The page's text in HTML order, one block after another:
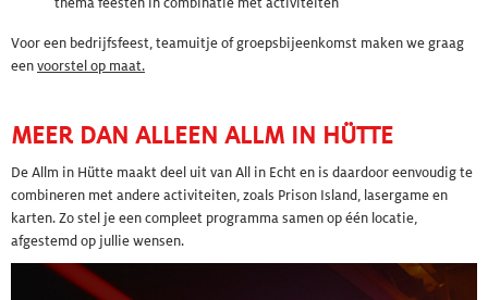
Voor een bedrijfsfeest, teamuitje of groepsbijeenkomst maken we graag
eenvoorstel op maat.
MEER DAN ALLEEN ALLM IN HÜTTE
De Allm in Hütte maakt deel uit van All in Echt en is daardoor eenvoudig te
combineren met andere activiteiten, zoals Prison Island, lasergame en
karten. Zo stel je een compleet programma samen op één locatie,
afgestemd op jullie wensen.